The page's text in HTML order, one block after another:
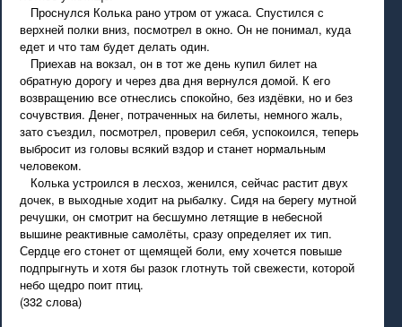
Проснулся Колька рано утром от ужаса. Спустился с
верхней полки вниз, посмотрел в окно. Он не понимал, куда
едет и что там будет делать один.
Приехав на вокзал, он в тот же день купил билет на
обратную дорогу и через два дня вернулся домой. К его
возвращению все отнеслись спокойно, без издёвки, но и без
сочувствия. Денег, потраченных на билеты, немного жаль,
зато съездил, посмотрел, проверил себя, успокоился, теперь
выбросит из головы всякий вздор и станет нормальным
человеком.
Колька устроился в лесхоз, женился, сейчас растит двух
дочек, в выходные ходит на рыбалку. Сидя на берегу мутной
речушки, он смотрит на бесшумно летящие в небесной
вышине реактивные самолёты, сразу определяет их тип.
Сердце его стонет от щемящей боли, ему хочется повыше
подпрыгнуть и хотя бы разок глотнуть той свежести, которой
небо щедро поит птиц.
(332 слова)